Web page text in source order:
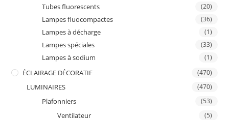
Tubes fluorescents (20)
Lampes fluocompactes (36)
Lampes à décharge (1)
Lampes spéciales (33)
Lampes à sodium (1)
ÉCLAIRAGE DÉCORATIF (470)
LUMINAIRES (470)
Plafonniers (53)
Ventilateur (5)